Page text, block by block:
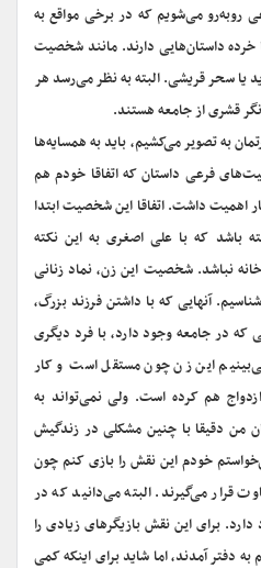
روبه‌رو می‌شویم که در برخی مواقع به
داستان‌هایی دارند. مانند شخصیت
یا سحر قریشی. البته به نظر می‌رسد هر
قشری از جامعه هستند.
به تصویر می‌کشیم، باید به همسایه‌ها
فرعی داستان که اتفاقا خودم هم
اهمیت داشت. اتفاقا این شخصیت ابتدا
باشد که با علی اصغری به این نکته
نباشد. شخصیت این زن، نماد زنانی
آنهایی که با داشتن فرزند بزرگ،
که در جامعه وجود دارد، با فرد دیگری
این زن چون مستقل است و کار
هم کرده است. ولی نمی‌تواند به
من دقیقا با چنین مشکلی در زندگیش
خودم این نقش را بازی کنم چون
قرار می‌گیرند. البته می‌دانید که در
برای این نقش بازیگرهای زیادی را
دفتر آمدند، اما شاید برای اینکه کمی